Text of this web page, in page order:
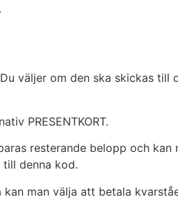
väljer om den ska skickas
PRESENTKORT.
resterande belopp och
denna kod.
kan man välja att betala